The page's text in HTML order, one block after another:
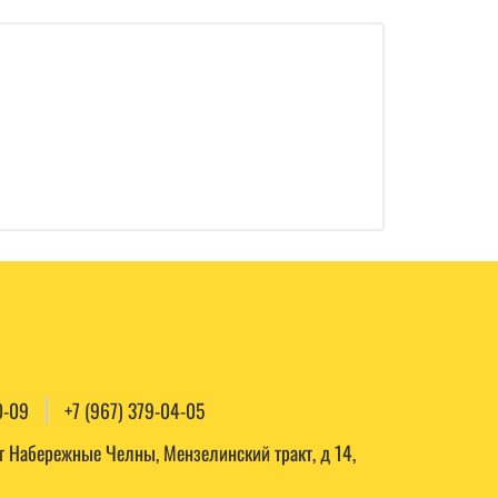
09
+7 (967) 379-04-05
г Набережные Челны, Мензелинский тракт, д 14,